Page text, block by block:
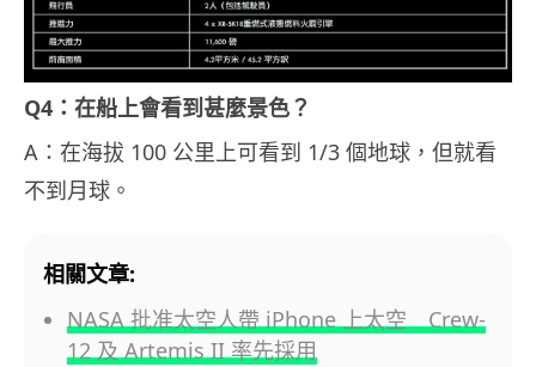
Q4：在船上會看到甚麼景色？
A：在海拔 100 公里上可看到 1/3 個地球，但就看
不到月球。
相關文章:
NASA 批准太空人帶 iPhone 上太空 Crew-
12 及 Artemis II 率先採用